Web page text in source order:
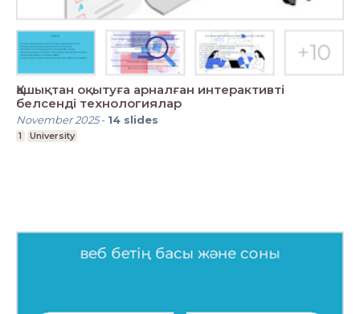
Қашықтан оқытуға арналған интерактивті
белсенді технологиялар
November 2025- 14 slides
1 University